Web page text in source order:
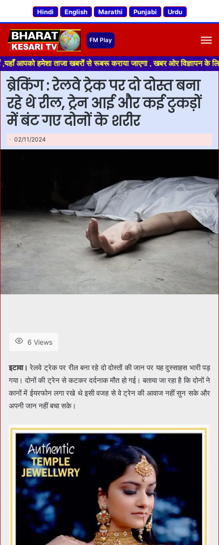
Hindi English Marathi Punjabi Urdu
ताजा खबरों से रूबरू कराया जाएगा , खबर ओर विज्ञापन के लिए
ब्रेकिंग : रेलवे ट्रेक पर दो दोस्त बना
रहे थे रील, ट्रेन आई और कई टुकड़ों
में बंट गए दोनों के शरीर
02/11/2024
6 Views
इटावा। रेलवे ट्रेक पर रील बना रहे दो दोस्तों की जान पर यह दुस्साहस भारी पड़
गया। दोनों की ट्रेन से कटकर दर्दनाक मौत हो गई। बताया जा रहा है कि दोनों ने
कानों में ईयरफोन लगा रखे थे इसी वजह से वे ट्रेन की आवाज नहीं सुन सके और
अपनी जान नहीं बचा सके।